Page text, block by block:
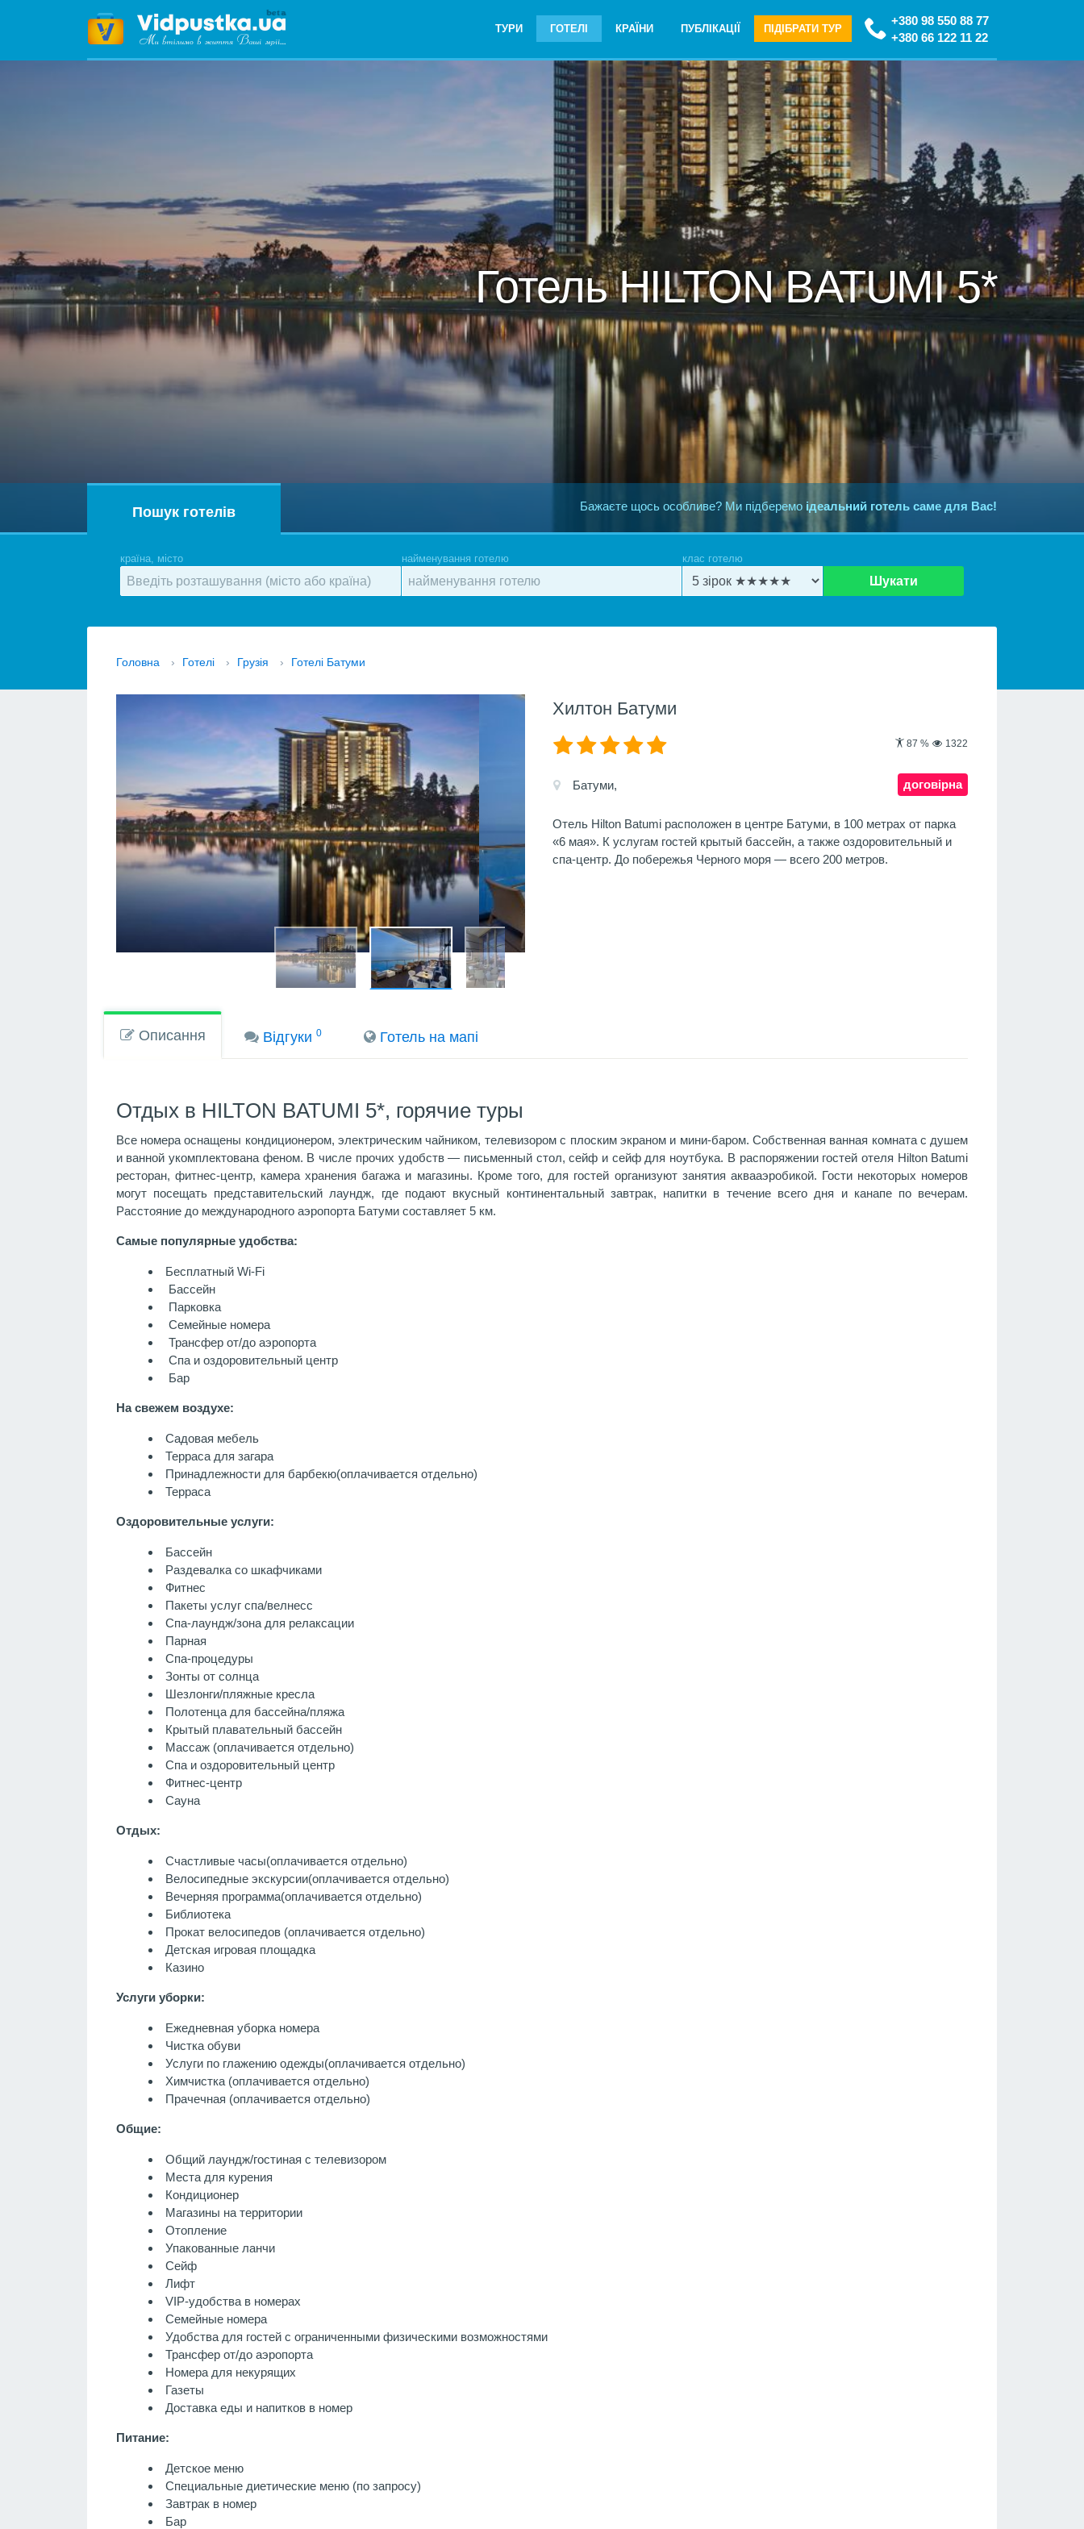
+380 98 550 88 77
+380 66 122 11 22
ТУРИ ГОТЕЛІ КРАЇНИ ПУБЛІКАЦІЇ ПІДІБРАТИ ТУР
Готель HILTON BATUMI 5*
Бажаєте щось особливе? Ми підберемо ідеальний готель саме для Вас!
Пошук готелів
країна, місто найменування готелю клас готелю
Шукати
Головна › Готелі › Грузія › Готелі Батуми
Хилтон Батуми
87 % 1322
договірна
Батуми,
Отель Hilton Batumi расположен в центре Батуми, в 100 метрах от парка
«6 мая». К услугам гостей крытый бассейн, а также оздоровительный и
спа-центр. До побережья Черного моря — всего 200 метров.
Описання Вiдгуки0 Готель на мапi
Отдых в HILTON BATUMI 5*, горячие туры
Все номера оснащены кондиционером, электрическим чайником, телевизором с плоским экраном и мини-баром. Собственная ванная комната с душем
и ванной укомплектована феном. В числе прочих удобств — письменный стол, сейф и сейф для ноутбука. В распоряжении гостей отеля Hilton Batumi
ресторан, фитнес-центр, камера хранения багажа и магазины. Кроме того, для гостей организуют занятия аквааэробикой. Гости некоторых номеров
могут посещать представительский лаундж, где подают вкусный континентальный завтрак, напитки в течение всего дня и канапе по вечерам.
Расстояние до международного аэропорта Батуми составляет 5 км.
Самые популярные удобства:
Бесплатный Wi-Fi
Бассейн
Парковка
Семейные номера
Трансфер от/до аэропорта
Спа и оздоровительный центр
Бар
На свежем воздухе:
Садовая мебель
Терраса для загара
Принадлежности для барбекю(оплачивается отдельно)
Терраса
Оздоровительные услуги:
Бассейн
Раздевалка со шкафчиками
Фитнес
Пакеты услуг спа/велнесс
Спа-лаундж/зона для релаксации
Парная
Спа-процедуры
Зонты от солнца
Шезлонги/пляжные кресла
Полотенца для бассейна/пляжа
Крытый плавательный бассейн
Массаж (оплачивается отдельно)
Спа и оздоровительный центр
Фитнес-центр
Сауна
Отдых:
Счастливые часы(оплачивается отдельно)
Велосипедные экскурсии(оплачивается отдельно)
Вечерняя программа(оплачивается отдельно)
Библиотека
Прокат велосипедов (оплачивается отдельно)
Детская игровая площадка
Казино
Услуги уборки:
Ежедневная уборка номера
Чистка обуви
Услуги по глажению одежды(оплачивается отдельно)
Химчистка (оплачивается отдельно)
Прачечная (оплачивается отдельно)
Общие:
Общий лаундж/гостиная с телевизором
Места для курения
Кондиционер
Магазины на территории
Отопление
Упакованные ланчи
Сейф
Лифт
VIP-удобства в номерах
Семейные номера
Удобства для гостей с ограниченными физическими возможностями
Трансфер от/до аэропорта
Номера для некурящих
Газеты
Доставка еды и напитков в номер
Питание:
Детское меню
Специальные диетические меню (по запросу)
Завтрак в номер
Бар